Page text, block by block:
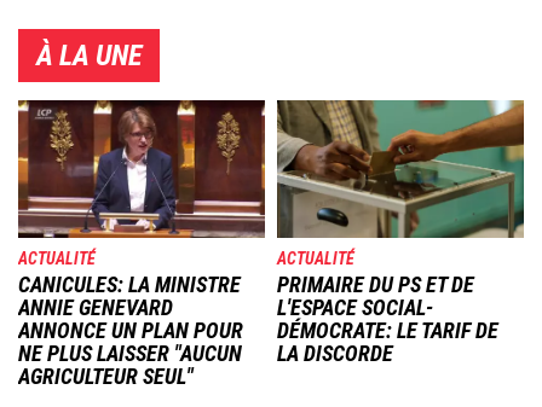
À LA UNE
Image
ACTUALITÉ
CANICULES: LA MINISTRE
ANNIE GENEVARD
ANNONCE UN PLAN POUR
NE PLUS LAISSER "AUCUN
AGRICULTEUR SEUL"
Image
ACTUALITÉ
PRIMAIRE DU PS ET DE
L'ESPACE SOCIAL-
DÉMOCRATE: LE TARIF DE
LA DISCORDE